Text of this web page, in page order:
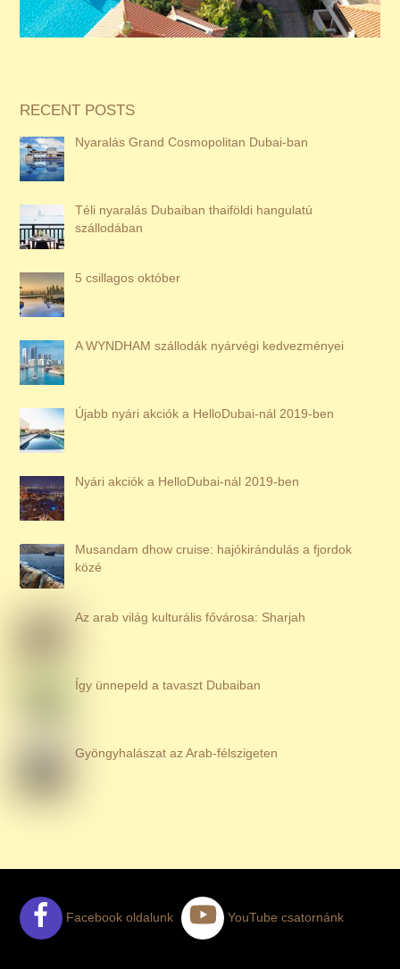
RECENT POSTS
Nyaralás Grand Cosmopolitan Dubai-ban
Téli nyaralás Dubaiban thaiföldi hangulatú
szállodában
5 csillagos október
A WYNDHAM szállodák nyárvégi kedvezményei
Újabb nyári akciók a HelloDubai-nál 2019-ben
Nyári akciók a HelloDubai-nál 2019-ben
Musandam dhow cruise: hajókirándulás a fjordok
közé
Az arab világ kulturális fővárosa: Sharjah
Így ünnepeld a tavaszt Dubaiban
Gyöngyhalászat az Arab-félszigeten
Facebook oldalunk YouTube csatornánk